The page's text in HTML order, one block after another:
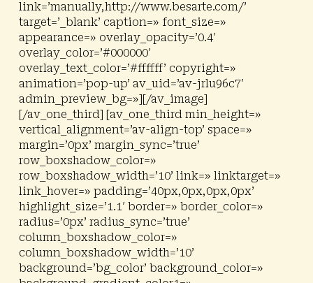
link=’manually,http://www.besarte.com/’
target=’_blank’ caption=» font_size=»
appearance=» overlay_opacity=’0.4′
overlay_color=’#000000′
overlay_text_color=’#ffffff’ copyright=»
animation=’pop-up’ av_uid=’av-jrlu96c7′
admin_preview_bg=»][/av_image]
[/av_one_third] [av_one_third min_height=»
vertical_alignment=’av-align-top’ space=»
margin=’0px’ margin_sync=’true’
row_boxshadow_color=»
row_boxshadow_width=’10’ link=» linktarget=»
link_hover=» padding=’40px,0px,0px,0px’
highlight_size=’1.1′ border=» border_color=»
radius=’0px’ radius_sync=’true’
column_boxshadow_color=»
column_boxshadow_width=’10’
background=’bg_color’ background_color=»